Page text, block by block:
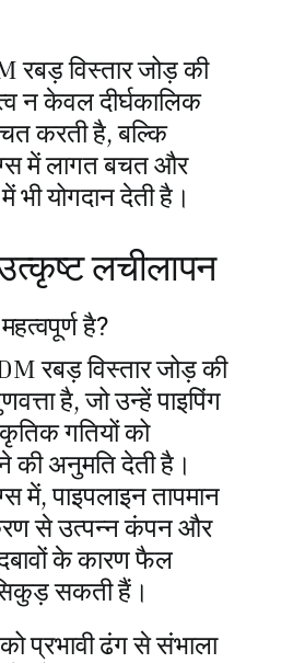
रबड़ विस्तार जोड़ की
न केवल दीर्घकालिक
करती है, बल्कि
में लागत बचत और
भी योगदान देती है।
लचीलापन
है?
रबड़ विस्तार जोड़ की
है, जो उन्हें पाइपिंग
गतियों को
अनुमति देती है।
में, पाइपलाइन तापमान
से उत्पन्न कंपन और
के कारण फैल
सकती हैं।
प्रभावी ढंग से संभाला